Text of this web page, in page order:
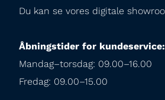
Du kan se vores digitale
Åbningstider for kundeservice:
Mandag–torsdag: 09.00–16.00
Fredag: 09.00–15.00